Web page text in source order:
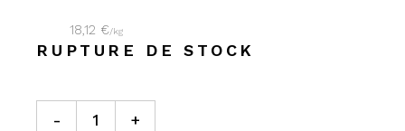
18,12 €/kg
RUPTURE DE STOCK
CHOU FARCI AU FOIE DE CANARD quantity
- +